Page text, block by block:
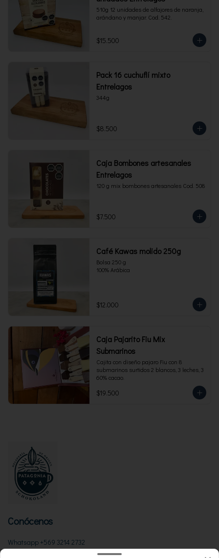
510g 12 unidades de alfajores de naranja,
arándano y manjar. Cod. 542.
$15.500
Pack 16 cuchuflí mixto
Entrelagos
344g
$8.500
Caja Bombones artesanales
Entrelagos
120 g mix bombones artesanales Cod. 508
$7.500
Café Kawas molido 250g
Bolsa 250 g
100% Arábica
$12.000
Caja Pajarito Fiu Mix
Submarinos
Cajita con diseño pajaro Fiu con 8
submarinos surtidos 2 blancos, 3 leches, 3
60% cacao.
$19.500
Conócenos
Whatsapp +569 3214 2732